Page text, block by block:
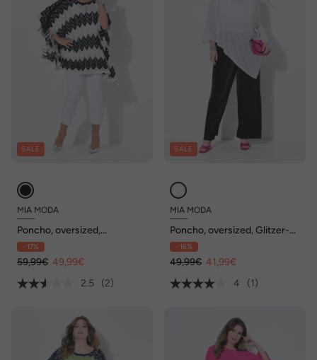
SALE
MIA MODA
Poncho, oversized,
Zackenstrick mit Glitzer
- 17%
59,99€ 49,99€
2.5
(2)
SALE
MIA MODA
Poncho, oversized, Glitzer-
Strick, Zipfelsaum
- 16%
49,99€ 41,99€
4
(1)